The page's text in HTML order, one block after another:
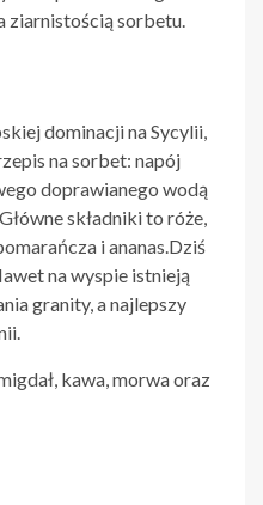
ziarnistością sorbetu.
dominacji na Sycylii,
na sorbet: napój
doprawianego wodą
składniki to róże,
i ananas.Dziś
na wyspie istnieją
granity, a najlepszy
kawa, morwa oraz